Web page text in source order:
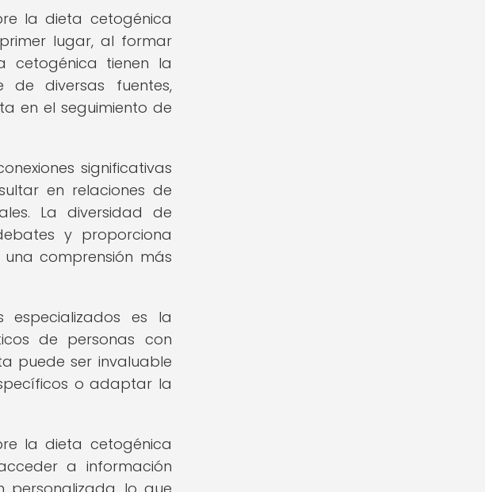
la dieta cetogénica
lugar, al formar
cetogénica tienen la
de diversas fuentes,
en el seguimiento de
significativas
en relaciones de
La diversidad de
y proporciona
comprensión más
especializados es la
de personas con
puede ser invaluable
o adaptar la
la dieta cetogénica
a información